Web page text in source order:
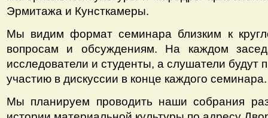
Эрмитажа и Кунсткамеры.
Мы видим формат семинара близким к
вопросам и обсуждениям. На каждом
исследователи и студенты, а слушатели будут
участию в дискуссии в конце каждого семинара.
Мы планируем проводить наши собрания